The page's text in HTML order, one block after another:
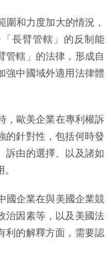
和力度加大的情況，
長臂管轄」的反制能
管轄」的法律，形成自
強中國域外適用法律體
歐美企業在專利權訴
的針對性，包括何時發
訴由的選擇、以及諸如
企業在與美國企業競
治因素等，以及美國法
利的解釋方面，需要認